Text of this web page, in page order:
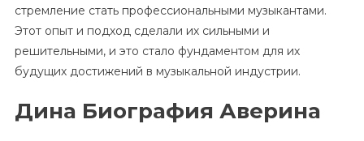
стремление стать профессиональными музыкантами.
Этот опыт и подход сделали их сильными и
решительными, и это стало фундаментом для их
будущих достижений в музыкальной индустрии.
Дина Биография Аверина